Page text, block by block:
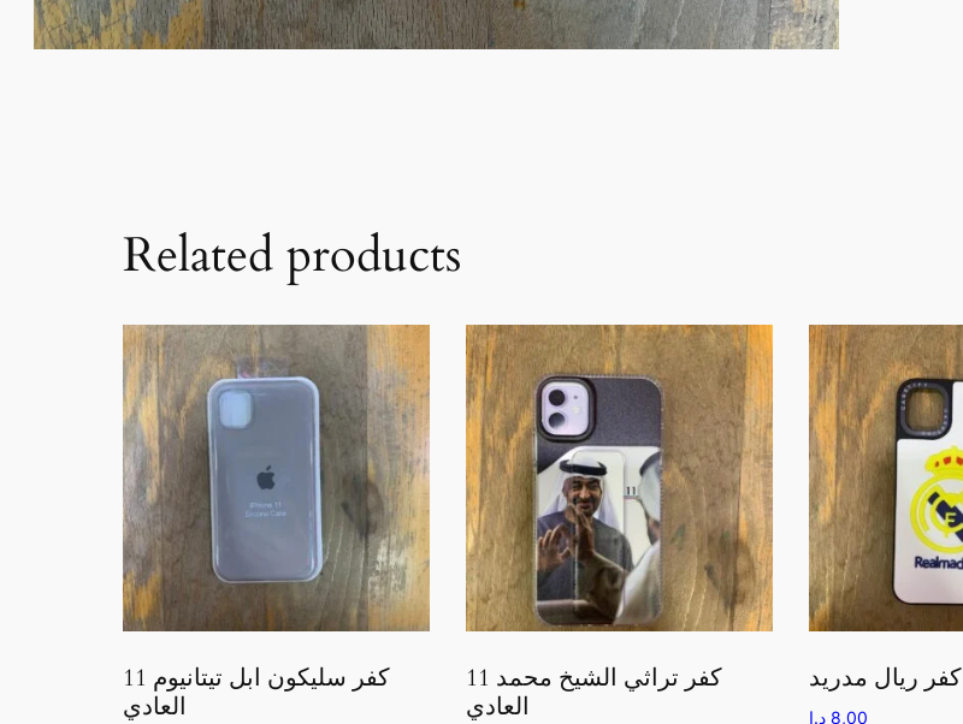
Related products
كفر سليكون ابل تيتانيوم 11
العادي
كفر تراثي الشيخ محمد 11
العادي
كفر ريال مدريد
8,00 د.إ